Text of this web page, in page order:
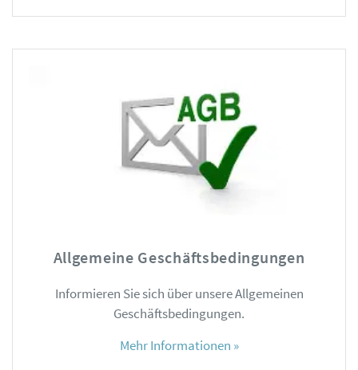
Allgemeine Geschäftsbedingungen
Informieren Sie sich über unsere Allgemeinen
Geschäftsbedingungen.
Mehr Informationen »